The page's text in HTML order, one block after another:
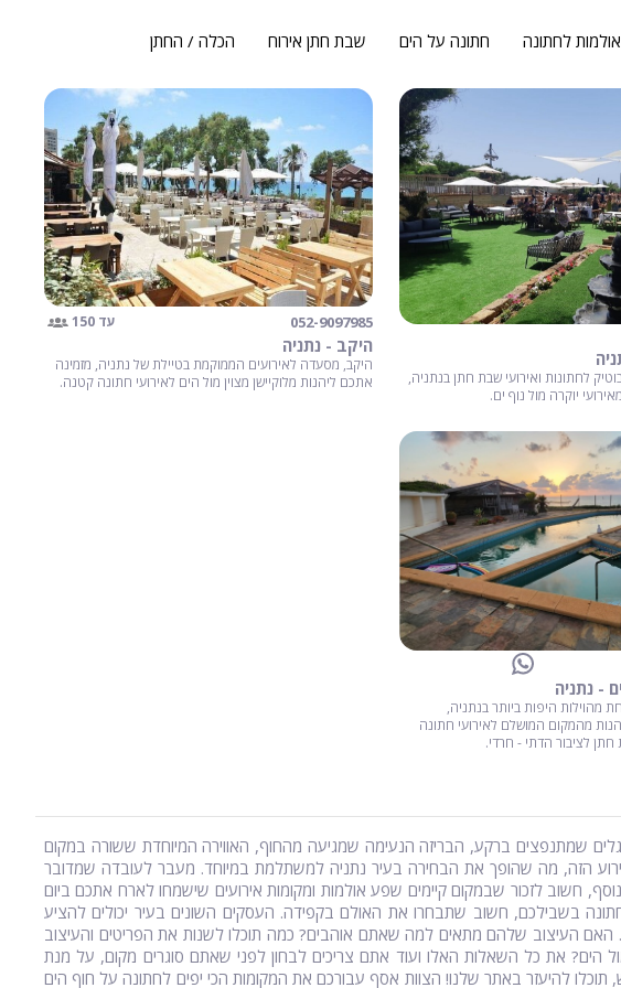
אולמות לחתונה חתונה על הים שבת חתן אירוח הכלה / החתן
לחתונות ואירועי שבת חתן בנתניה,
יוקרה מול נוף ים.
052-9097985 עד 150
היקב - נתניה
היקב, מסעדה לאירועים הממוקמת בטיילת של נתניה, מזמינה
אתכם ליהנות מלוקיישן מצוין מול הים לאירועי חתונה קטנה.
- נתניה
מהוילות היפות ביותר בנתניה,
מהמקום המושלם לאירועי חתונה
לציבור הדתי - חרדי.
שמתנפצים ברקע, הבריזה הנעימה שמגיעה מהחוף, האווירה המיוחדת ששורה במקום
הזה, מה שהופך את הבחירה בעיר נתניה למשתלמת במיוחד. מעבר לעובדה שמדובר
חשוב לזכור שבמקום קיימים שפע אולמות ומקומות אירועים שישמחו לארח אתכם ביום
בשבילכם, חשוב שתבחרו את האולם בקפידה. העסקים השונים בעיר יכולים להציע
העיצוב שלהם מתאים למה שאתם אוהבים? כמה תוכלו לשנות את הפריטים והעיצוב
את כל השאלות האלו ועוד אתם צריכים לבחון לפני שאתם סוגרים מקום, על מנת
להיעזר באתר שלנו! הצוות אסף עבורכם את המקומות הכי יפים לחתונה על חוף הים